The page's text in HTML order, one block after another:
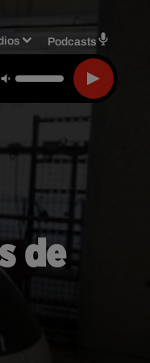
Podcasts
de